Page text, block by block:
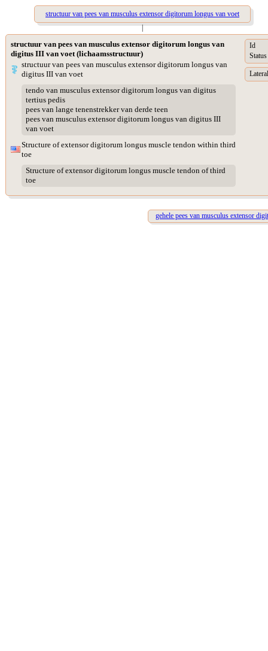
structuur van pees van musculus extensor digitorum longus van voet
|
structuur van pees van musculus extensor digitorum longus van
digitus III van voet (lichaamsstructuur)
structuur van pees van musculus extensor digitorum longus van
digitus III van voet
tendo van musculus extensor digitorum longus van digitus
tertius pedis
pees van lange tenenstrekker van derde teen
pees van musculus extensor digitorum longus van digitus III
van voet
Structure of extensor digitorum longus muscle tendon within third
toe
Structure of extensor digitorum longus muscle tendon of third
toe
Id
Status
gehele pees van musculus extensor